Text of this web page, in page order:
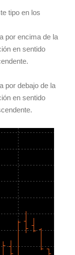
tipo en los
por encima de la
en sentido
por debajo de la
en sentido